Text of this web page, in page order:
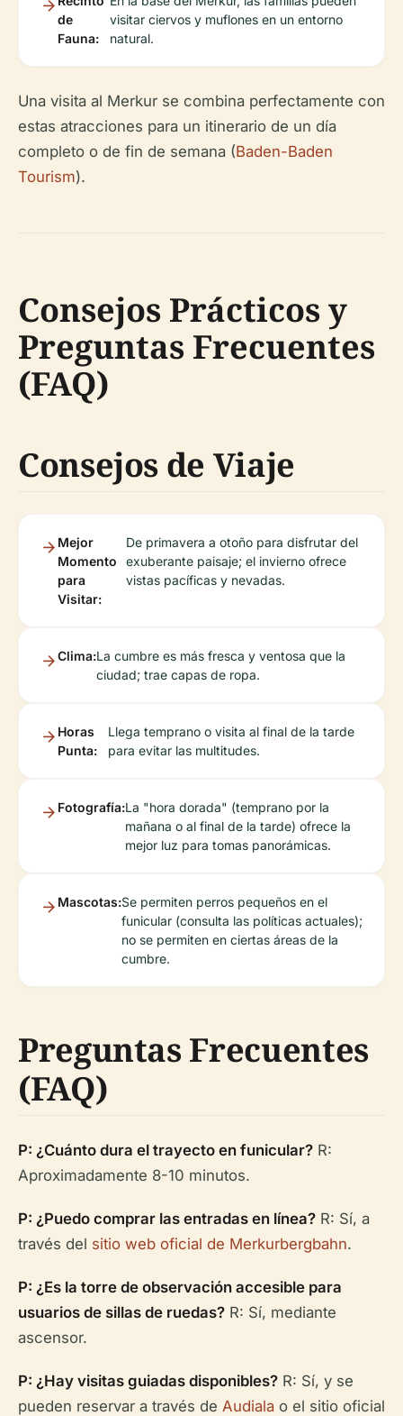
de
Fauna:
visitar ciervos y muflones en un entorno
natural.
Una visita al Merkur se combina perfectamente con
estas atracciones para un itinerario de un día
completo o de fin de semana (Baden-Baden
Tourism).
Consejos Prácticos y
Preguntas Frecuentes
(FAQ)
Consejos de Viaje
Mejor
Momento
para
Visitar:
De primavera a otoño para disfrutar del
exuberante paisaje; el invierno ofrece
vistas pacíficas y nevadas.
Clima:La cumbre es más fresca y ventosa que la
ciudad; trae capas de ropa.
Horas
Punta:
Llega temprano o visita al final de la tarde
para evitar las multitudes.
Fotografía:La "hora dorada" (temprano por la
mañana o al final de la tarde) ofrece la
mejor luz para tomas panorámicas.
Mascotas:Se permiten perros pequeños en el
funicular (consulta las políticas actuales);
no se permiten en ciertas áreas de la
cumbre.
Preguntas Frecuentes
(FAQ)
P: ¿Cuánto dura el trayecto en funicular? R:
Aproximadamente 8-10 minutos.
P: ¿Puedo comprar las entradas en línea? R: Sí, a
través del sitio web oficial de Merkurbergbahn.
P: ¿Es la torre de observación accesible para
usuarios de sillas de ruedas? R: Sí, mediante
ascensor.
P: ¿Hay visitas guiadas disponibles? R: Sí, y se
pueden reservar a través de Audiala o el sitio oficial